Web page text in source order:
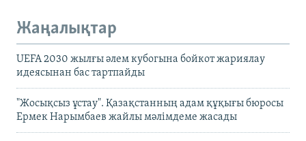
Жаңалықтар
UEFA 2030 жылғы әлем кубогына бойкот жариялау
идеясынан бас тартпайды
"Жосықсыз ұстау". Қазақстанның адам құқығы бюросы
Ермек Нарымбаев жайлы мәлімдеме жасады